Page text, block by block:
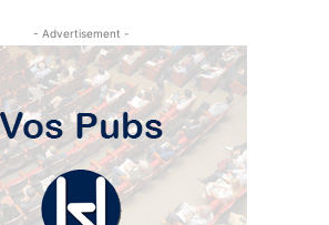
- Advertisement -